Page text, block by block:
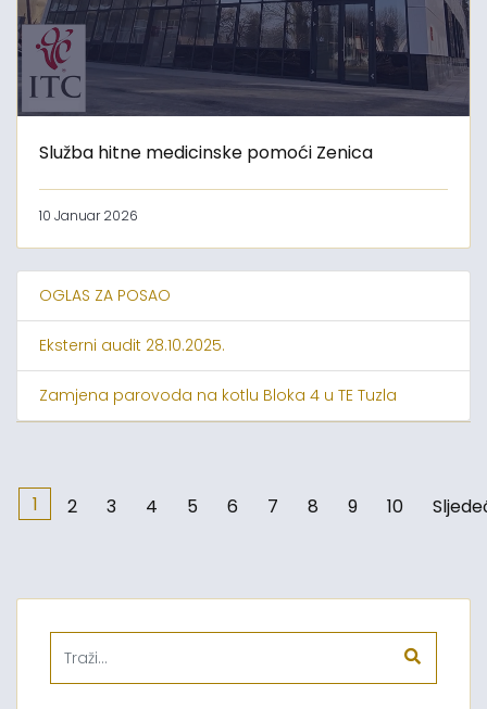
Služba hitne medicinske pomoći Zenica
10 Januar 2026
OGLAS ZA POSAO
Eksterni audit 28.10.2025.
Zamjena parovoda na kotlu Bloka 4 u TE Tuzla
1 2 3 4 5 6 7 8 9 10